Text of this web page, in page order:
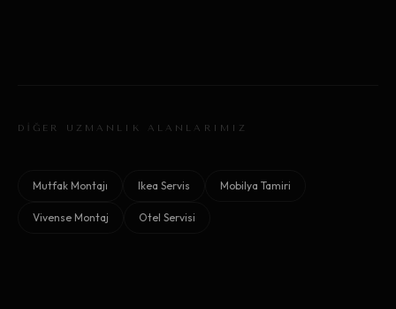
DİĞER UZMANLIK ALANLARIMIZ
Mutfak Montajı Ikea Servis Mobilya Tamiri
Vivense Montaj Otel Servisi